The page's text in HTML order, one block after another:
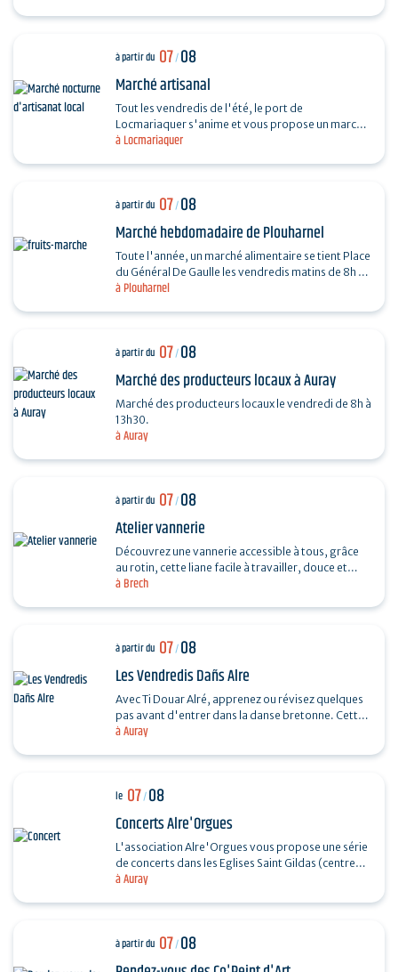
à Locmariaquer
à partir du 07/08
Marché artisanal
Tout les vendredis de l'été, le port de
Locmariaquer s'anime et vous propose un marché
nocturne d'artisanat local. Les musiciens
à Plouharnel
à partir du 07/08
Marché hebdomadaire de Plouharnel
Toute l'année, un marché alimentaire se tient Place
du Général De Gaulle les vendredis matins de 8h à
13h.
à Auray
à partir du 07/08
Marché des producteurs locaux à Auray
Marché des producteurs locaux le vendredi de 8h à
13h30.
à Brech
à partir du 07/08
Atelier vannerie
Découvrez une vannerie accessible à tous, grâce
au rotin, cette liane facile à travailler, douce et
à Auray
à partir du 07/08
Les Vendredis Dañs Alre
Avec Ti Douar Alré, apprenez ou révisez quelques
pas avant d'entrer dans la danse bretonne. Cette
initiation est suivie d'un fest-noz animé par un…
à Auray
le 07/08
Concerts Alre'Orgues
L'association Alre'Orgues vous propose une série
de concerts dans les Eglises Saint Gildas (centre-
à partir du 07/08